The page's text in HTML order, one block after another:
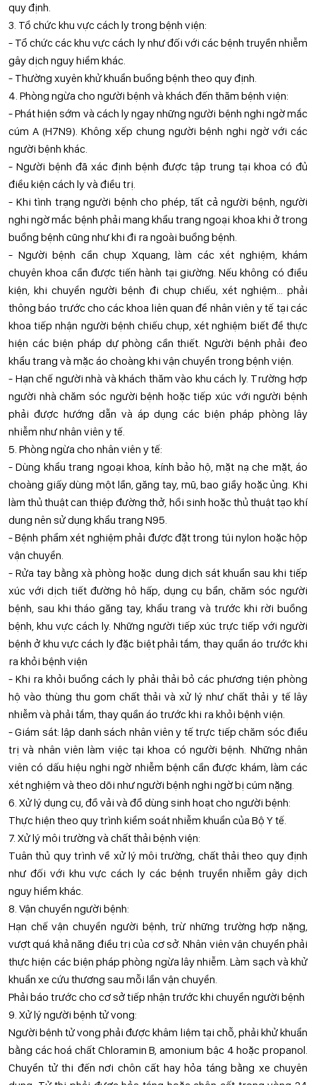
quy định.
3. Tổ chức khu vực cách ly trong bệnh viện:
- Tổ chức các khu vực cách ly như đối với các bệnh truyền nhiễm
gây dịch nguy hiểm khác.
- Thường xuyên khử khuẩn buồng bệnh theo quy định.
4. Phòng ngừa cho người bệnh và khách đến thăm bệnh viện:
- Phát hiện sớm và cách ly ngay những người bệnh nghi ngờ mắc
cúm A (H7N9). Không xếp chung người bệnh nghi ngờ với các
người bệnh khác.
- Người bệnh đã xác định bệnh được tập trung tại khoa có đủ
điều kiện cách ly và điều trị.
- Khi tình trạng người bệnh cho phép, tất cả người bệnh, người
nghi ngờ mắc bệnh phải mang khẩu trang ngoại khoa khi ở trong
buồng bệnh cũng như khi đi ra ngoài buồng bệnh.
- Người bệnh cần chụp Xquang, làm các xét nghiệm, khám
chuyên khoa cần được tiến hành tại giường. Nếu không có điều
kiện, khi chuyển người bệnh đi chụp chiếu, xét nghiệm... phải
thông báo trước cho các khoa liên quan để nhân viên y tế tại các
khoa tiếp nhận người bệnh chiếu chụp, xét nghiệm biết để thực
hiện các biện pháp dự phòng cần thiết. Người bệnh phải đeo
khẩu trang và mặc áo choàng khi vận chuyển trong bệnh viện.
- Hạn chế người nhà và khách thăm vào khu cách ly. Trường hợp
người nhà chăm sóc người bệnh hoặc tiếp xúc với người bệnh
phải được hướng dẫn và áp dụng các biện pháp phòng lây
nhiễm như nhân viên y tế.
5. Phòng ngừa cho nhân viên y tế:
- Dùng khẩu trang ngoại khoa, kính bảo hộ, mặt nạ che mặt, áo
choàng giấy dùng một lần, găng tay, mũ, bao giầy hoặc ủng. Khi
làm thủ thuật can thiệp đường thở, hồi sinh hoặc thủ thuật tạo khí
dung nên sử dụng khẩu trang N95.
- Bệnh phẩm xét nghiệm phải được đặt trong túi nylon hoặc hộp
vận chuyển.
- Rửa tay bằng xà phòng hoặc dung dịch sát khuẩn sau khi tiếp
xúc với dịch tiết đường hô hấp, dụng cụ bẩn, chăm sóc người
bệnh, sau khi tháo găng tay, khẩu trang và trước khi rời buồng
bệnh, khu vực cách ly. Những người tiếp xúc trực tiếp với người
bệnh ở khu vực cách ly đặc biệt phải tắm, thay quần áo trước khi
ra khỏi bệnh viện
- Khi ra khỏi buồng cách ly phải thải bỏ các phương tiện phòng
hộ vào thùng thu gom chất thải và xử lý như chất thải y tế lây
nhiễm và phải tắm, thay quần áo trước khi ra khỏi bệnh viện.
- Giám sát: lập danh sách nhân viên y tế trực tiếp chăm sóc điều
trị và nhân viên làm việc tại khoa có người bệnh. Những nhân
viên có dấu hiệu nghi ngờ nhiễm bệnh cần được khám, làm các
xét nghiệm và theo dõi như người bệnh nghi ngờ bị cúm nặng.
6. Xử lý dụng cụ, đồ vải và đồ dùng sinh hoạt cho người bệnh:
Thực hiện theo quy trình kiểm soát nhiễm khuẩn của Bộ Y tế.
7. Xử lý môi trường và chất thải bệnh viện:
Tuân thủ quy trình về xử lý môi trường, chất thải theo quy định
như đối với khu vực cách ly các bệnh truyền nhiễm gây dịch
nguy hiểm khác.
8. Vận chuyển người bệnh:
Hạn chế vận chuyển người bệnh, trừ những trường hợp nặng,
vượt quá khả năng điều trị của cơ sở. Nhân viên vận chuyển phải
thực hiện các biện pháp phòng ngừa lây nhiễm. Làm sạch và khử
khuẩn xe cứu thương sau mỗi lần vận chuyển.
Phải báo trước cho cơ sở tiếp nhận trước khi chuyển người bệnh
9. Xử lý người bệnh tử vong:
Người bệnh tử vong phải được khâm liệm tại chỗ, phải khử khuẩn
bằng các hoá chất Chloramin B, amonium bậc 4 hoặc propanol.
Chuyển tử thi đến nơi chôn cất hay hỏa táng bằng xe chuyên